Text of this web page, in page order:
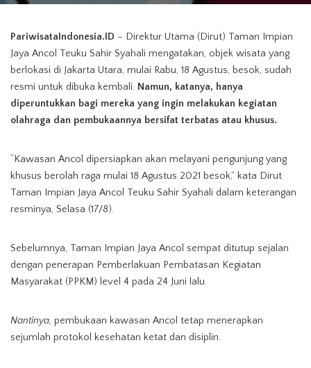
PariwisataIndonesia.ID – Direktur Utama (Dirut) Taman Impian
Jaya Ancol Teuku Sahir Syahali mengatakan, objek wisata yang
berlokasi di Jakarta Utara, mulai Rabu, 18 Agustus, besok, sudah
resmi untuk dibuka kembali. Namun, katanya, hanya
diperuntukkan bagi mereka yang ingin melakukan kegiatan
olahraga dan pembukaannya bersifat terbatas atau khusus.
“Kawasan Ancol dipersiapkan akan melayani pengunjung yang
khusus berolah raga mulai 18 Agustus 2021 besok,” kata Dirut
Taman Impian Jaya Ancol Teuku Sahir Syahali dalam keterangan
resminya, Selasa (17/8).
Sebelumnya, Taman Impian Jaya Ancol sempat ditutup sejalan
dengan penerapan Pemberlakuan Pembatasan Kegiatan
Masyarakat (PPKM) level 4 pada 24 Juni lalu.
Nantinya, pembukaan kawasan Ancol tetap menerapkan
sejumlah protokol kesehatan ketat dan disiplin.